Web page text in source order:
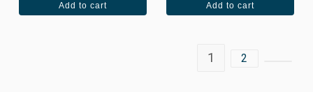
Add to cart Add to cart
1 2